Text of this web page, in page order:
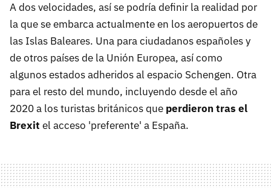
A dos velocidades, así se podría definir la realidad por
la que se embarca actualmente en los aeropuertos de
las Islas Baleares. Una para ciudadanos españoles y
de otros países de la Unión Europea, así como
algunos estados adheridos al espacio Schengen. Otra
para el resto del mundo, incluyendo desde el año
2020 a los turistas británicos que perdieron tras el
Brexit el acceso 'preferente' a España.